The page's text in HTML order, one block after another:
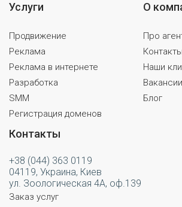
Услуги
Продвижение
Реклама
Реклама в интернете
Разработка
SMM
Регистрация доменов
О
Про
Контакты
Наши
Вакансии
Блог
Контакты
+38 (044) 363 0119
04119, Украина, Киев
ул. Зоологическая 4А, оф.139
Заказ услуг